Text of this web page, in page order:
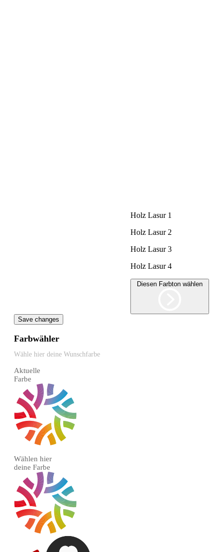
Holz Lasur 1
Holz Lasur 2
Holz Lasur 3
Holz Lasur 4
Save changes
Farbwähler
Wähle hier deine Wunschfarbe
Aktuelle
Farbe
Wählen hier
deine Farbe